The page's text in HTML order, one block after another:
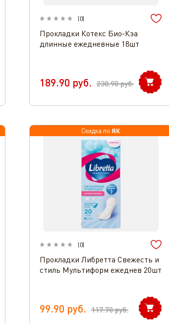
(0)
Прокладки Котекс Био-Кэа
длинные ежедневные 18шт
189.90 руб. 238.90руб.
Скидка по ЯК
(0)
Прокладки Либретта Свежесть и
стиль Мультиформ ежеднев 20шт
99.90 руб. 117.70руб.